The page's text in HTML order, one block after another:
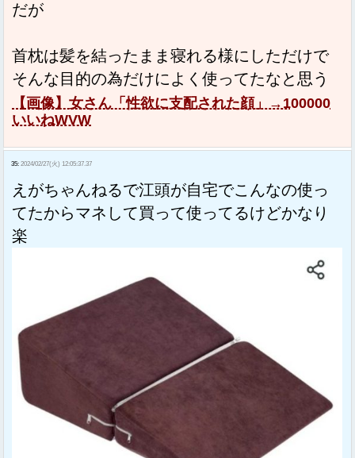
だが
首枕は髪を結ったまま寝れる様にしただけで
そんな目的の為だけによく使ってたなと思う
【画像】女さん「性欲に支配された顔」→100000
いいねWVW
35: 2024/02/27(火) 12:05:37.37
えがちゃんねるで江頭が自宅でこんなの使っ
てたからマネして買って使ってるけどかなり
楽